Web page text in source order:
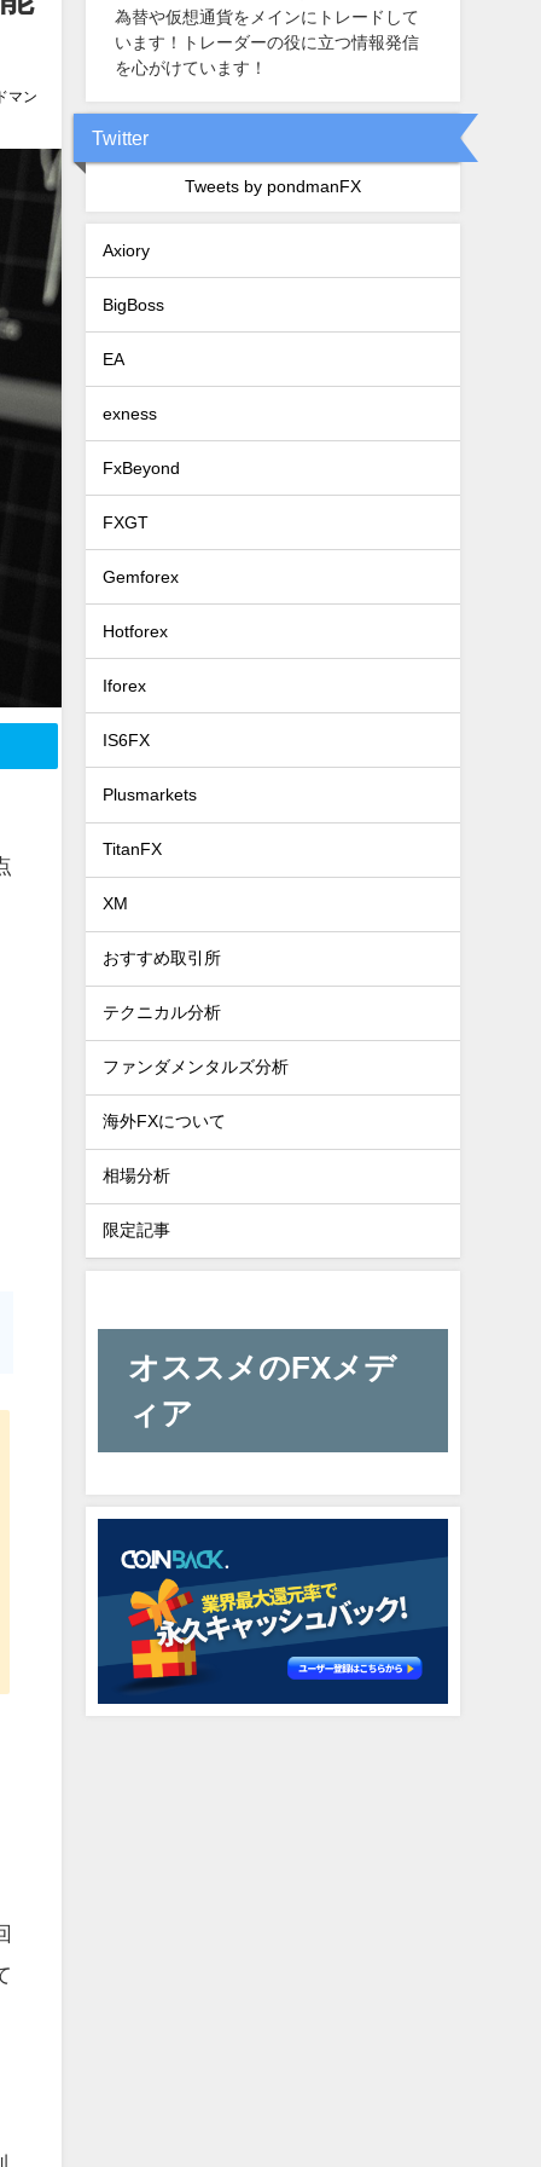
マン
為替や仮想通貨をメインにトレードして
います！トレーダーの役に立つ情報発信
を心がけています！
Twitter
Tweets by pondmanFX
Axiory
BigBoss
EA
exness
FxBeyond
FXGT
Gemforex
Hotforex
Iforex
IS6FX
Plusmarkets
TitanFX
XM
おすすめ取引所
テクニカル分析
ファンダメンタルズ分析
海外FXについて
相場分析
限定記事
オススメのFXメデ
ィア